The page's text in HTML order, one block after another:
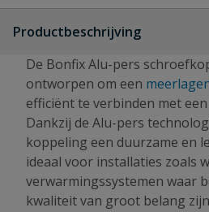
Productbeschrijving
De Bonfix Alu-pers
ontworpen om een
efficiënt te verbinden met
Dankzij de Alu-pers
koppeling een duurzame en
ideaal voor installaties zoals
verwarmingssystemen waar
kwaliteit van groot belang